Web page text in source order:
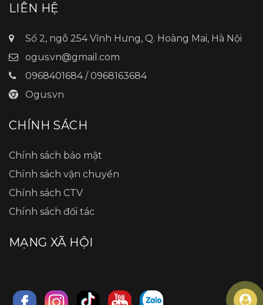
LIÊN HỆ
Số 2, ngõ 254 Vĩnh Hưng, Q. Hoàng Mai, Hà Nội
ogus.vn@gmail.com
0968401684 / 0968163684
Ogus.vn
CHÍNH SÁCH
Chính sách bảo mật
Chính sách vận chuyển
Chính sách CTV
Chính sách đối tác
MẠNG XÃ HỘI